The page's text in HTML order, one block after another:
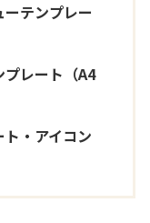
テンプレー
レート（A4
・アイコン